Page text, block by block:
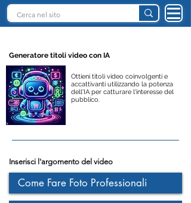
Generatore titoli video con IA
Ottieni titoli video coinvolgenti e
accattivanti utilizzando la potenza
dell'IA per catturare l'interesse del
pubblico.
Inserisci l'argomento del video